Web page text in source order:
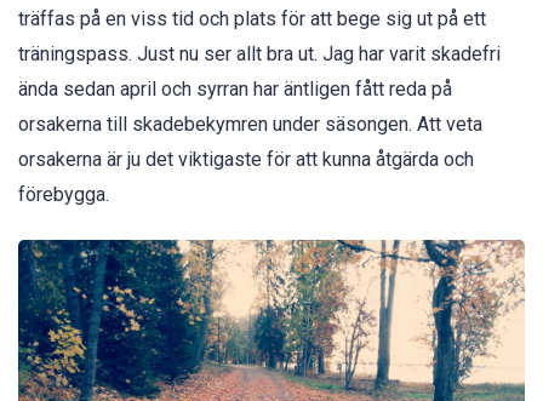
träffas på en viss tid och plats för att bege sig ut på ett
träningspass. Just nu ser allt bra ut. Jag har varit skadefri
ända sedan april och syrran har äntligen fått reda på
orsakerna till skadebekymren under säsongen. Att veta
orsakerna är ju det viktigaste för att kunna åtgärda och
förebygga.